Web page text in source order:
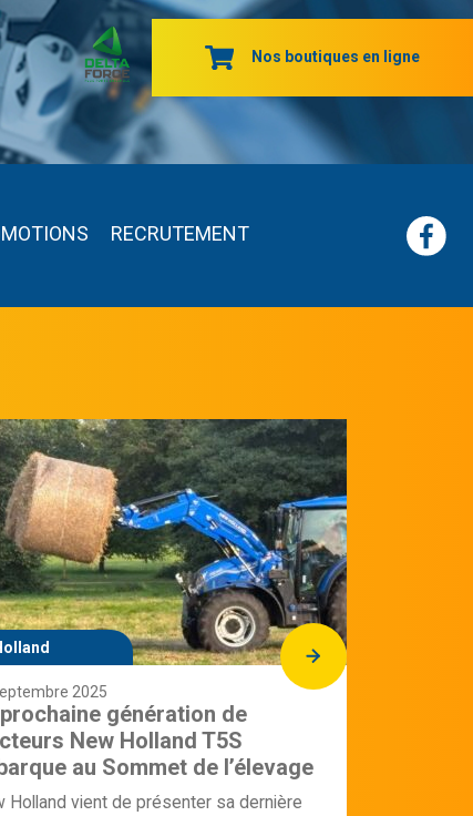
Nos boutiques en ligne
RECRUTEMENT
2025
génération de
New Holland T5S
au Sommet de l’élevage
Holland vient de présenter sa dernière